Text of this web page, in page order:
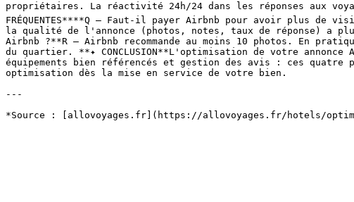
propriétaires. La réactivité 24h/24 dans les réponses aux
FRÉQUENTES****Q — Faut-il payer Airbnb pour avoir plus de
la qualité de l'annonce (photos, notes, taux de réponse) a
Airbnb ?**R — Airbnb recommande au moins 10 photos. En
du quartier. **✦ CONCLUSION**L'optimisation de votre
équipements bien référencés et gestion des avis : ces
optimisation dès la mise en service de votre bien.
---